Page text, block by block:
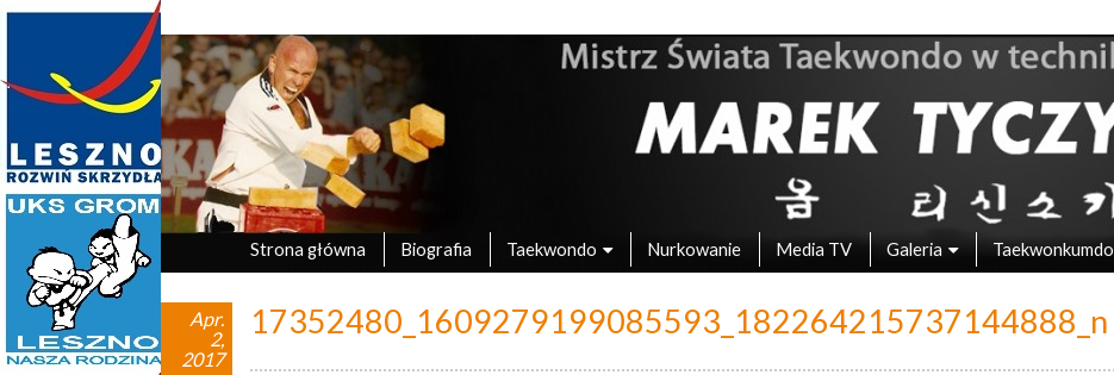
Marek Tyczyński – Mistrz Świata w Taekwondo
oficjalna strona UKS Grom Leszno
Strona główna Biografia Taekwondo Nurkowanie Media TV Galeria Taekwonkumdo
17352480_1609279199085593_182264215737144888_n
Apr.
2,
2017